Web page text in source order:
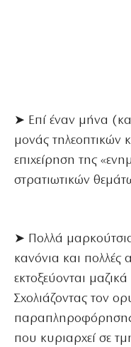
➤ Επί έναν μήνα
μονάς τηλεοπτικών
επιχείρηση της
στρατιωτικών
➤ Πολλά
κανόνια και
εκτοξεύονται
Σχολιάζοντας τον
παραπληροφόρησης
που κυριαρχεί σε